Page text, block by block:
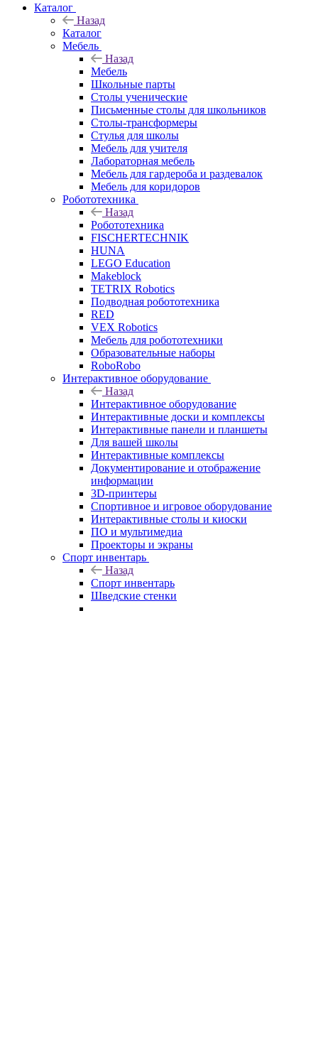
Каталог
Назад
Каталог
Мебель
Назад
Мебель
Школьные парты
Столы ученические
Письменные столы для школьников
Столы-трансформеры
Стулья для школы
Мебель для учителя
Лабораторная мебель
Мебель для гардероба и раздевалок
Мебель для коридоров
Робототехника
Назад
Робототехника
FISCHERTECHNIK
HUNA
LEGO Education
Makeblock
TETRIX Robotics
Подводная робототехника
RED
VEX Robotics
Мебель для робототехники
Образовательные наборы
RoboRobo
Интерактивное оборудование
Назад
Интерактивное оборудование
Интерактивные доски и комплексы
Интерактивные панели и планшеты
Для вашей школы
Интерактивные комплексы
Документирование и отображение
информации
3D-принтеры
Спортивное и игровое оборудование
Интерактивные столы и киоски
ПО и мультимедиа
Проекторы и экраны
Спорт инвентарь
Назад
Спорт инвентарь
Шведские стенки